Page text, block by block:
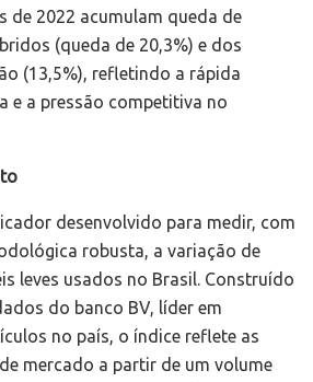
de 2022 acumulam queda de
(queda de 20,3%) e dos
(13,5%), refletindo a rápida
e a pressão competitiva no
desenvolvido para medir, com
robusta, a variação de
leves usados no Brasil. Construído
do banco BV, líder em
no país, o índice reflete as
mercado a partir de um volume